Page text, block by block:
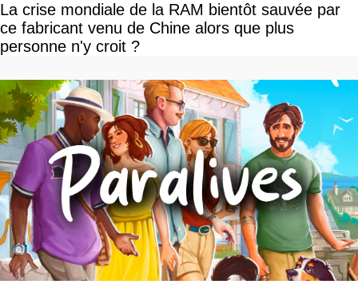
La crise mondiale de la RAM bientôt sauvée par
ce fabricant venu de Chine alors que plus
personne n'y croit ?